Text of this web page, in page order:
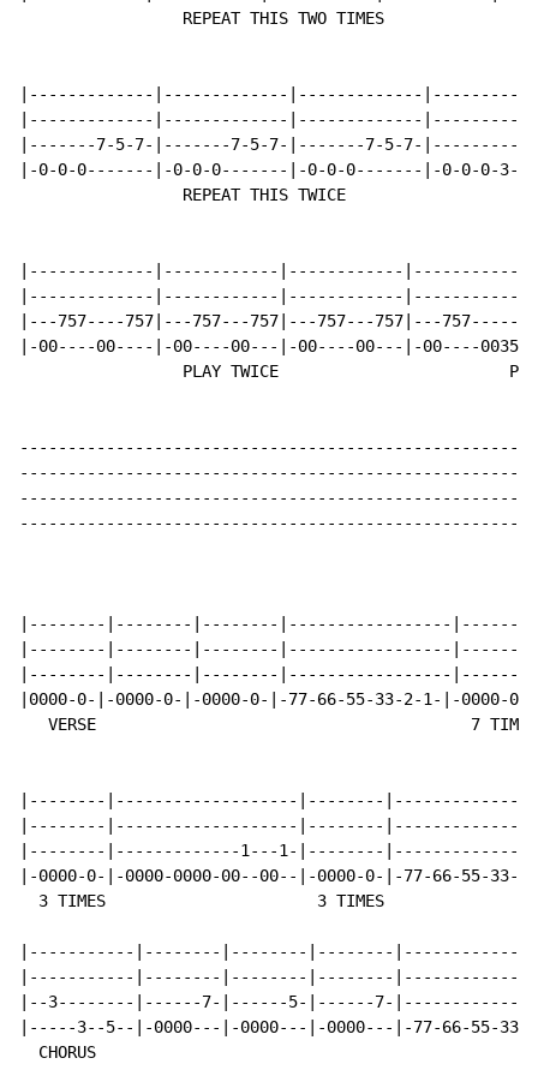
                 REPEAT THIS TWO TIMES
|-------------|-------------|-------------
|-------------|-------------|-------------
|-------7-5-7-|-------7-5-7-|-------7-5-7-
|-0-0-0-------|-0-0-0-------|-0-0-0-------|-0-0-0-3-
                 REPEAT THIS TWICE
|-------------|------------|------------
|-------------|------------|------------
|---757----757|---757---757|---757---757|---757------
|-00----00----|-00----00---|-00----00---|-00----
PLAY TWICE
|--------|--------|--------|-----------------
|--------|--------|--------|-----------------
|--------|--------|--------|-----------------
|0000-0-|-0000-0-|-0000-0-|-77-66-55-33-2-1-|-0000-0-
   VERSE                                       7 TIMES
|--------|-------------------|--------
|--------|-------------------|--------
|--------|-------------1---1-|--------
|-0000-0-|-0000-0000-00--00--|-0000-0-|-77-66-55-
  3 TIMES                      3 TIMES
|-----------|--------|--------|--------
|-----------|--------|--------|--------
|--3--------|------7-|------5-|------7-
|-----3--5--|-0000---|-0000---|-0000---|-77-66-55-
  CHORUS